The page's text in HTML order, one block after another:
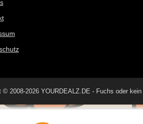
© 2008-2026 YOURDEALZ.DE - Fuchs oder